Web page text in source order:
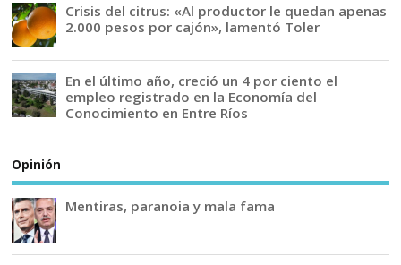
Crisis del citrus: «Al productor le quedan apenas
2.000 pesos por cajón», lamentó Toler
En el último año, creció un 4 por ciento el
empleo registrado en la Economía del
Conocimiento en Entre Ríos
Opinión
Mentiras, paranoia y mala fama